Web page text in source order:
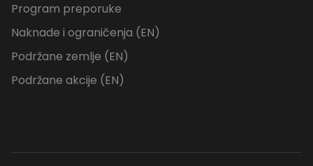
Program preporuke
Naknade i ograničenja (EN)
Podržane zemlje (EN)
Podržane akcije (EN)